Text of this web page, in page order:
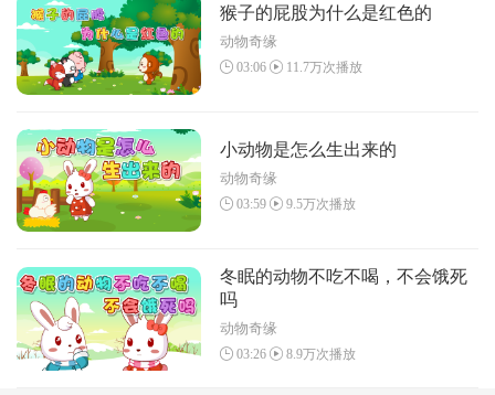
猴子的屁股为什么是红色的
动物奇缘
03:06 11.7万次播放
小动物是怎么生出来的
动物奇缘
03:59 9.5万次播放
冬眠的动物不吃不喝，不会饿死
吗
动物奇缘
03:26 8.9万次播放